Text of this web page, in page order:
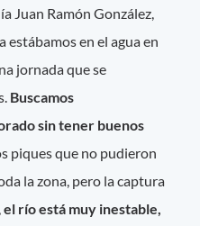
Juan Ramón González,
estábamos en el agua en
jornada que se
Buscamos
sin tener buenos
piques que no pudieron
la zona, pero la captura
el río está muy inestable,